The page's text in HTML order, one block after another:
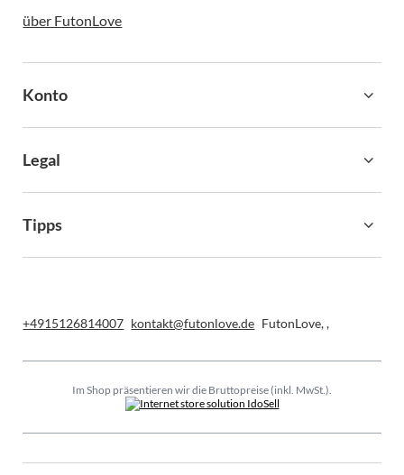
über FutonLove
Konto
Legal
Tipps
+4915126814007 kontakt@futonlove.de FutonLove,,
Im Shop präsentieren wir die Bruttopreise (inkl. MwSt.).